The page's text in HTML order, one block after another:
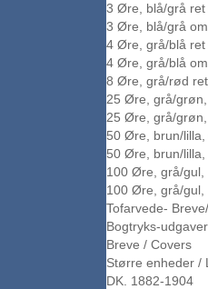
3 Øre, blå/grå ret
3 Øre, blå/grå
4 Øre, grå/blå ret
4 Øre, grå/blå
8 Øre, grå/rød
25 Øre, grå/grøn,
25 Øre, grå/grøn,
50 Øre, brun/lilla,
50 Øre, brun/lilla,
100 Øre, grå/gul,
100 Øre, grå/gul,
Tofarvede-
Bogtryks-udgaver
Breve / Covers
Større enheder /
DK. 1882-1904